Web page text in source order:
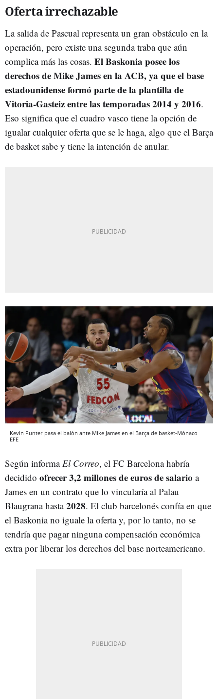
Oferta irrechazable
La salida de Pascual representa un gran obstáculo en la
operación, pero existe una segunda traba que aún
complica más las cosas. El Baskonia posee los
derechos de Mike James en la ACB, ya que el base
estadounidense formó parte de la plantilla de
Vitoria-Gasteiz entre las temporadas2014 y 2016.
Eso significa que el cuadro vasco tiene la opción de
igualar cualquier oferta que se le haga, algo que el Barça
de basket sabe y tiene la intención de anular.
Kevin Punter pasa el balón ante Mike James en el Barça de basket-Mónaco
EFE
Según informaEl Correo, el FC Barcelona habría
decidido ofrecer 3,2 millones de euros de salario a
James en un contrato que lo vincularía al Palau
Blaugrana hasta2028. El club barcelonés confía en que
el Baskonia no iguale la oferta y, por lo tanto, no se
tendría que pagar ninguna compensación económica
extra por liberar los derechos del base norteamericano.